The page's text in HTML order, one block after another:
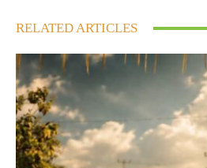
RELATED ARTICLES